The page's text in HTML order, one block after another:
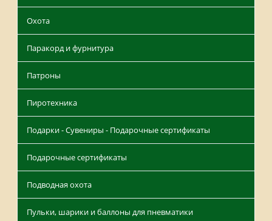
Охота
Паракорд и фурнитура
Патроны
Пиротехника
Подарки - Сувениры - Подарочные сертификаты
Подарочные сертификаты
Подводная охота
Пульки, шарики и баллоны для пневматики